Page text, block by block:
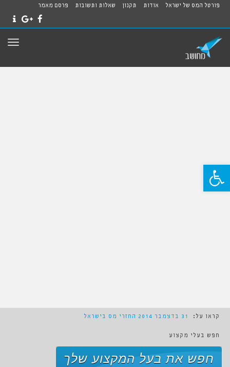
פתח סרגל נגישות
פורטל המס של ישראל אודות תקנון שאלות ותשובות פרסם מאמר
קראו על: 31 בדצמבר 2014 החזרי מס בישראל
חפש בעלי מקצוע
חפש את בעל המקצוע שלך